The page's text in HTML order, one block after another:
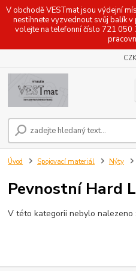
V obchodě VESTmat jsou výdejní
nestihnete vyzvednout svůj balík
volejte na telefonní číslo 721 050
Úvod Spojovací materiál Nýty
Pevnostní Hard
V této kategorii nebylo nalezeno